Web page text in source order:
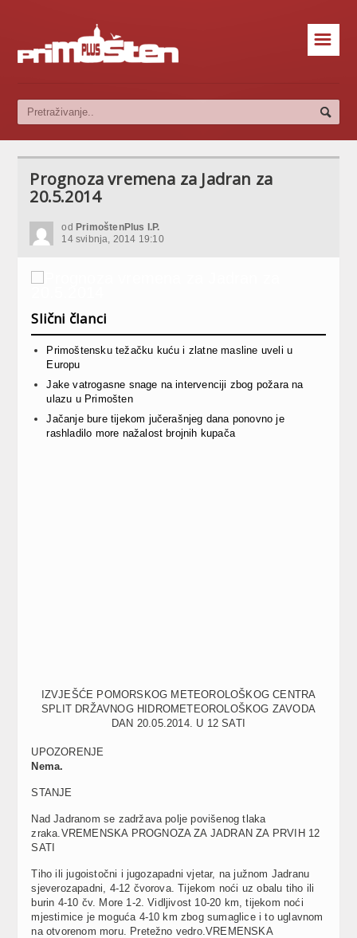
☰
Prognoza vremena za Jadran za
20.5.2014
od PrimoštenPlus I.P.
14 svibnja, 2014 19:10
Slični članci
Primoštensku težačku kuću i zlatne masline uveli u
Europu
Jake vatrogasne snage na intervenciji zbog požara na
ulazu u Primošten
Jačanje bure tijekom jučerašnjeg dana ponovno je
rashladilo more nažalost brojnih kupača
IZVJEŠĆE POMORSKOG METEOROLOŠKOG CENTRA
SPLIT DRŽAVNOG HIDROMETEOROLOŠKOG ZAVODA
DAN 20.05.2014. U 12 SATI
UPOZORENJE
Nema.
STANJE
Nad Jadranom se zadržava polje povišenog tlaka
zraka.VREMENSKA PROGNOZA ZA JADRAN ZA PRVIH 12
SATI
Tiho ili jugoistočni i jugozapadni vjetar, na južnom Jadranu
sjeverozapadni, 4-12 čvorova. Tijekom noći uz obalu tiho ili
burin 4-10 čv. More 1-2. Vidljivost 10-20 km, tijekom noći
mjestimice je moguća 4-10 km zbog sumaglice i to uglavnom
na otvorenom moru. Pretežno vedro.VREMENSKA